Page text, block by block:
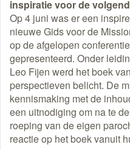
inspiratie voor de
Op 4 juni was er een
nieuwe Gids voor de
op de afgelopen
gepresenteerd. Onder
Leo Fijen werd het boek
perspectieven belicht. De
kennismaking met de
een uitnodiging om na te
roeping van de eigen
reactie op het boek vanuit